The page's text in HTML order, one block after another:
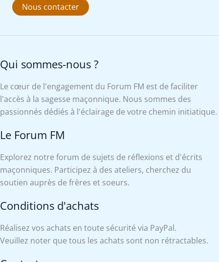
Nous contacter
Qui sommes-nous ?
Le cœur de l'engagement du Forum FM est de faciliter
l'accès à la sagesse maçonnique. Nous sommes des
passionnés dédiés à l'éclairage de votre chemin initiatique.
Le Forum FM
Explorez notre forum de sujets de réflexions et d'écrits
maçonniques. Participez à des ateliers, cherchez du
soutien auprès de frères et soeurs.
Conditions d'achats
Réalisez vos achats en toute sécurité via PayPal.
Veuillez noter que tous les achats sont non rétractables.